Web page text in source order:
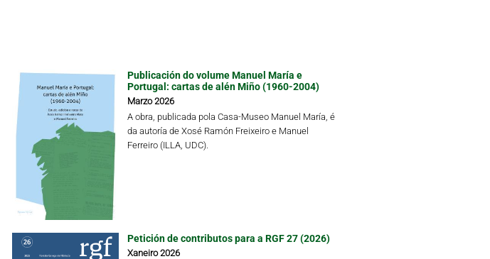
Publicación do volume Manuel María e
Portugal: cartas de alén Miño (1960-2004)
Marzo 2026
A obra, publicada pola Casa-Museo Manuel María, é
da autoría de Xosé Ramón Freixeiro e Manuel
Ferreiro (ILLA, UDC).
Petición de contributos para a RGF 27 (2026)
Xaneiro 2026